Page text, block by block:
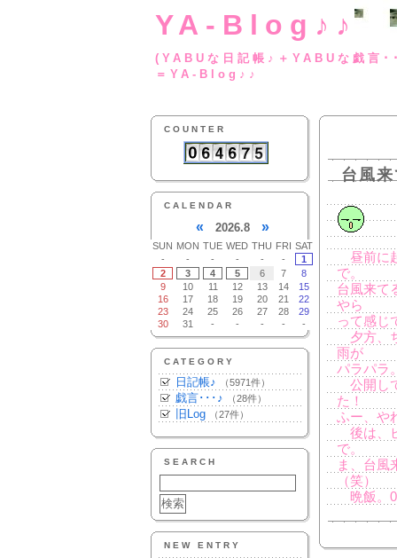
YA-Blog♪♪
(YABUな日記帳♪
＝YA-Blog♪♪
COUNTER
CALENDAR
« 2026.8 »
SUN MON TUE WED THU FRI SAT
-
- - - - -
1
2
3 4 5 6 7
8
9
10 11 12 13 14
15
16
17 18 19 20 21
22
23
24 25 26 27 28
29
30
31 - - - - -
CATEGORY
日記帳♪ （5971件）
戯言･･･♪ （28件）
旧Log （27件）
SEARCH
NEW ENTRY
台風
昼前に
で。
台風来て
やら
って感じ
夕方、
雨が
パラパラ
公開し
た！
ふー、や
後は、
で。
ま、台風
（笑）
晩飯。0